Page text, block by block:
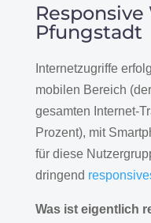
Pfungstadt
Internetzugriffe
mobilen Bereich
gesamten Internet-
Prozent), mit
für diese
dringend
Was ist eigentlich